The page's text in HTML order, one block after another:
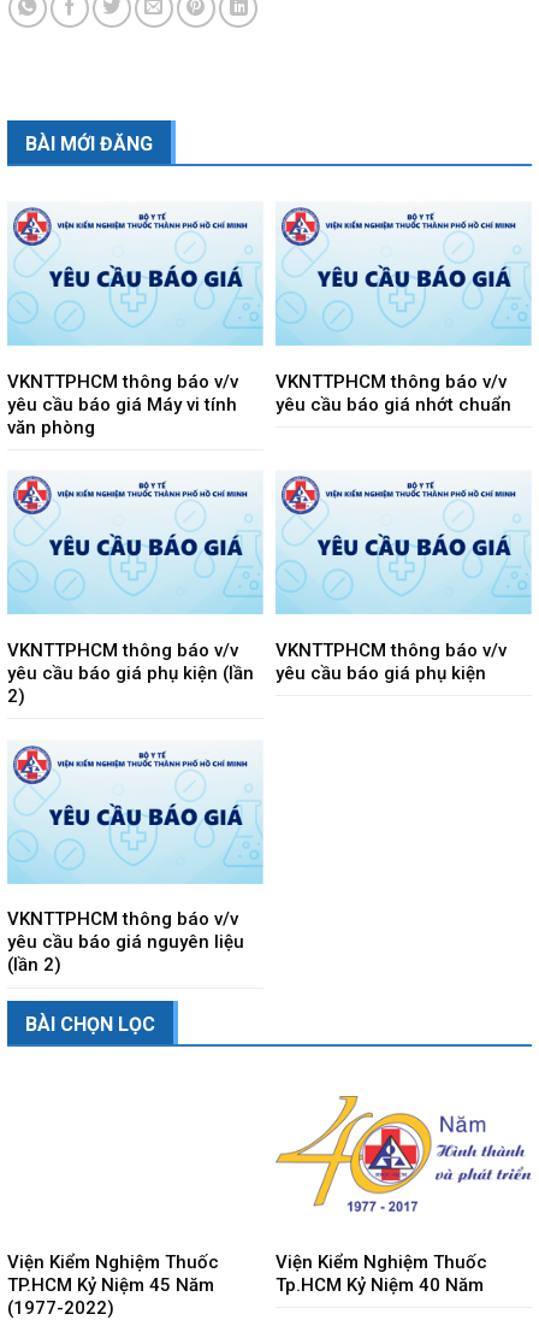
BÀI MỚI ĐĂNG
VKNTTPHCM thông báo v/v
yêu cầu báo giá Máy vi tính
văn phòng
VKNTTPHCM thông báo v/v
yêu cầu báo giá nhớt chuẩn
VKNTTPHCM thông báo v/v
yêu cầu báo giá phụ kiện (lần
2)
VKNTTPHCM thông báo v/v
yêu cầu báo giá phụ kiện
VKNTTPHCM thông báo v/v
yêu cầu báo giá nguyên liệu
(lần 2)
BÀI CHỌN LỌC
Viện Kiểm Nghiệm Thuốc
TP.HCM Kỷ Niệm 45 Năm
(1977-2022)
Viện Kiểm Nghiệm Thuốc
Tp.HCM Kỷ Niệm 40 Năm